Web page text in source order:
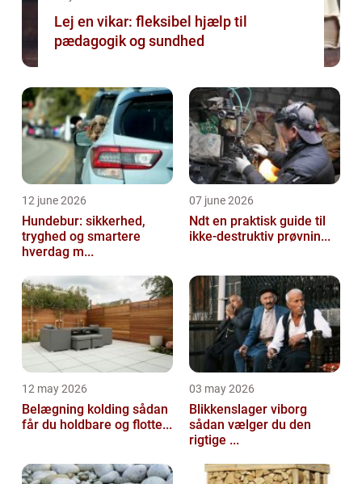
Lej en vikar: fleksibel hjælp til
pædagogik og sundhed
12 june 2026
Hundebur: sikkerhed,
tryghed og smartere
hverdag m...
07 june 2026
Ndt en praktisk guide til
ikke-destruktiv prøvnin...
12 may 2026
Belægning kolding sådan
får du holdbare og flotte...
03 may 2026
Blikkenslager viborg
sådan vælger du den
rigtige ...